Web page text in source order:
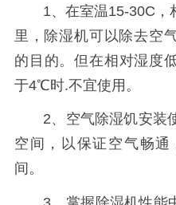
1、在室温15-30C，
里，除湿机可以除去空
的目的。但在相对湿度
于4℃时.不宜使用。
2、空气除湿饥安装
空间，以保证空气畅
间。